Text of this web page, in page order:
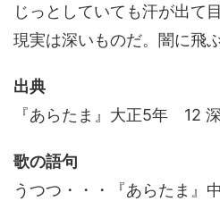
じっとしていても汗が出て
現実は深いものだ。闇に飛
出典
『あらたま』大正5年 12
歌の語句
うつつ・・・『あらたま』